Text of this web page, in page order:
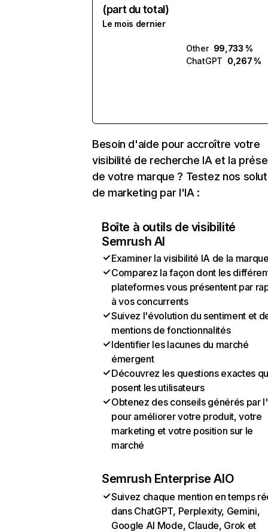
(part du total)
Le mois dernier
Other 99,733 %
ChatGPT 0,267 %
Besoin d'aide pour accroître votre
visibilité de recherche IA et la
de votre marque ? Testez nos
de marketing par l'IA :
Boîte à outils de visibilité
Semrush AI
Examiner la visibilité IA de la
Comparez la façon dont les
plateformes vous présentent par
à vos concurrents
Suivez l'évolution du sentiment et
mentions de fonctionnalités
Identifier les lacunes du marché
émergent
Découvrez les questions exactes
posent les utilisateurs
Obtenez des conseils générés par
pour améliorer votre produit, votre
marketing et votre position sur le
marché
Semrush Enterprise AIO
Suivez chaque mention en temps
dans ChatGPT, Perplexity, Gemini,
Google AI Mode, Claude, Grok et